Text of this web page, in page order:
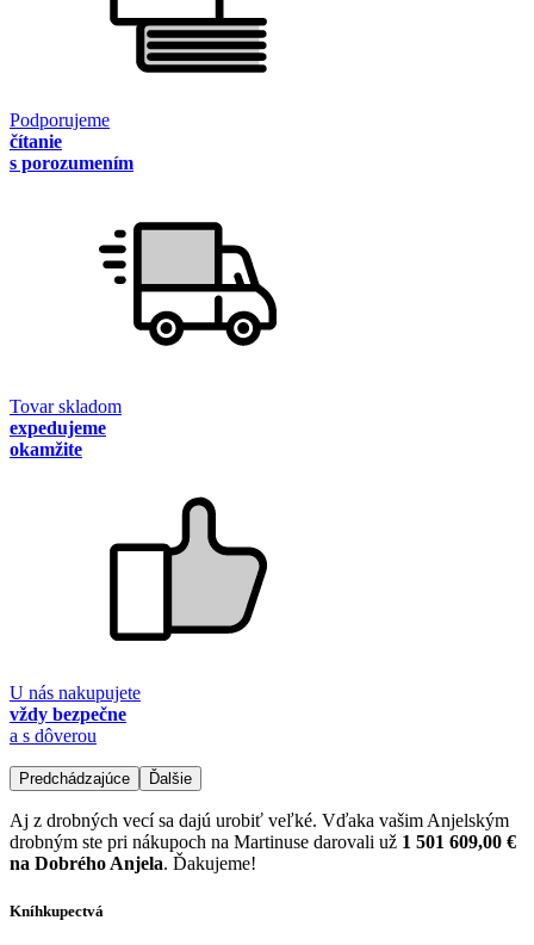
Podporujeme
čítanie
s porozumením
Tovar skladom
expedujeme
okamžite
U nás nakupujete
vždy bezpečne
a s dôverou
Predchádzajúce Ďalšie
Aj z drobných vecí sa dajú urobiť veľké. Vďaka vašim Anjelským
drobným ste pri nákupoch na Martinuse darovali už 1 501 609,00 €
na Dobrého Anjela. Ďakujeme!
Kníhkupectvá